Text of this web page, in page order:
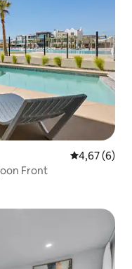
5 üzerinden
4,67 (6)
Front